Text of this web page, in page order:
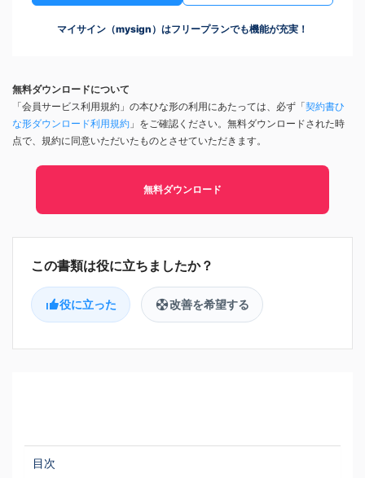
マイサイン（mysign）はフリープランでも機能が充実！
無料ダウンロードについて
「会員サービス利用規約」の本ひな形の利用にあたっては、必ず「契約書ひ
な形ダウンロード利用規約 」をご確認ください。無料ダウンロードされた時
点で、規約に同意いただいたものとさせていただきます。
無料ダウンロード
役に立った 改善を希望する
目次